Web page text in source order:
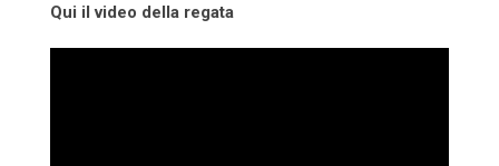
Qui il video della regata